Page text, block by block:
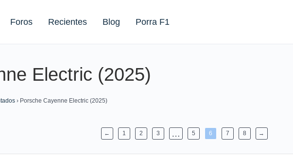
Foros Recientes Blog Porra F1
Electric (2025)
› Porsche Cayenne Electric (2025)
← 1 2 3 … 5 6 7 8 →